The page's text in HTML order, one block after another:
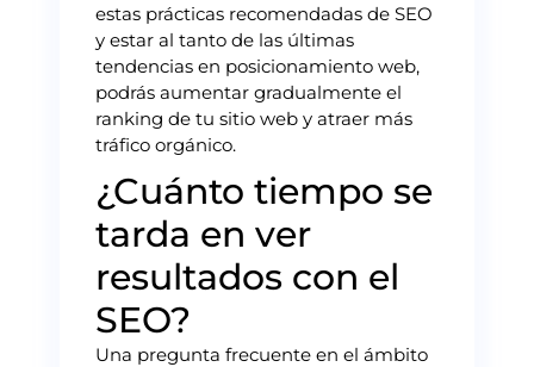
estas prácticas recomendadas de SEO
y estar al tanto de las últimas
tendencias en posicionamiento web,
podrás aumentar gradualmente el
ranking de tu sitio web y atraer más
tráfico orgánico.
¿Cuánto tiempo se
tarda en ver
resultados con el
SEO?
Una pregunta frecuente en el ámbito